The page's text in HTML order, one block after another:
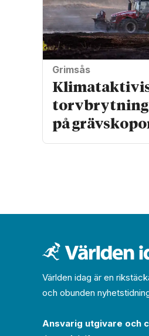
Grimsås
torv­brytning
på
Världen idag är en
och obunden
Ansvarig utgivare och